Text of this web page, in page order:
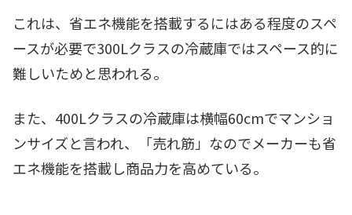
これは、省エネ機能を搭載するにはある程度のスペ
ースが必要で300Lクラスの冷蔵庫ではスペース的に
難しいためと思われる。
また、400Lクラスの冷蔵庫は横幅60cmでマンショ
ンサイズと言われ、「売れ筋」なのでメーカーも省
エネ機能を搭載し商品力を高めている。